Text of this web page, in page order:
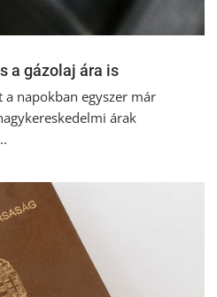
a gázolaj ára is
napokban egyszer már
árak